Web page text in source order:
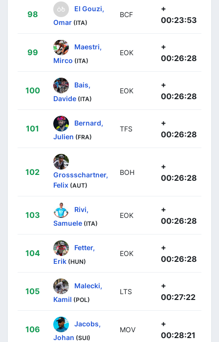
98
El Gouzi,
Omar (ITA)
BCF
+
00:23:53
99
Maestri,
Mirco (ITA)
EOK
+
00:26:28
100
Bais,
Davide (ITA)
EOK
+
00:26:28
101
Bernard,
Julien (FRA)
TFS
+
00:26:28
102
Grossschartner,
Felix (AUT)
BOH
+
00:26:28
103
Rivi,
Samuele (ITA)
EOK
+
00:26:28
104
Fetter,
Erik (HUN)
EOK
+
00:26:28
105
Malecki,
Kamil (POL)
LTS
+
00:27:22
106
Jacobs,
Johan (SUI)
MOV
+
00:28:21